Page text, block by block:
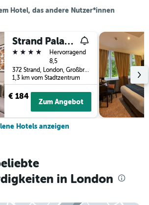
Hotel, das andere Nutzer*innen
Strand Palace Hotel
4 Sterne
Hervorragend
8,5
372 Strand, London, Großbritannien
1,3 km vom Stadtzentrum
€ 184
Zum Angebot
Hotels anzeigen
in London